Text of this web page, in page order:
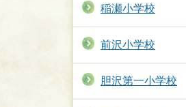
稲瀬小学校
前沢小学校
胆沢第一小学校